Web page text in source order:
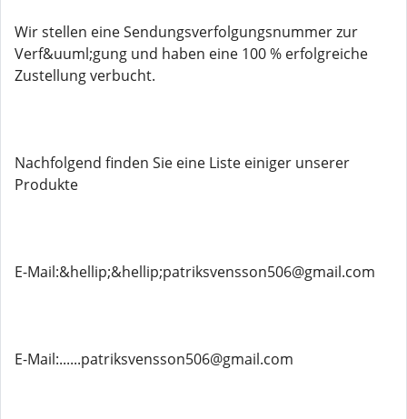
Wir stellen eine Sendungsverfolgungsnummer zur
Verf&uuml;gung und haben eine 100 % erfolgreiche
Zustellung verbucht.
Nachfolgend finden Sie eine Liste einiger unserer
Produkte
E-Mail:&hellip;&hellip;patriksvensson506@gmail.com
E-Mail:......patriksvensson506@gmail.com